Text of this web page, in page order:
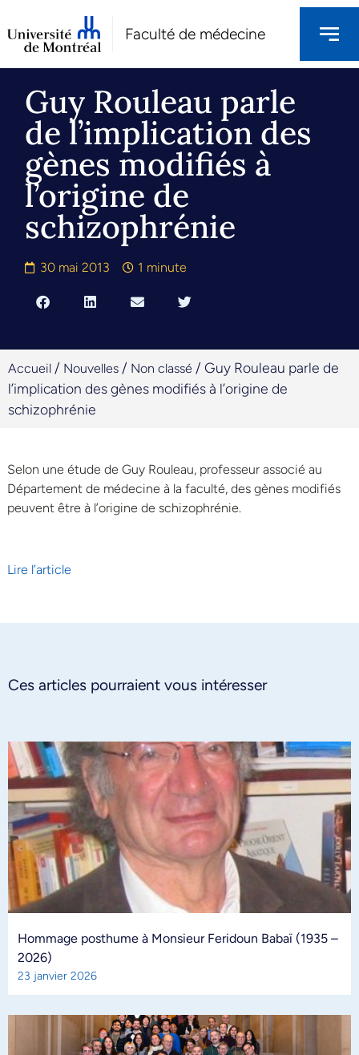
Faculté de médecine
Guy Rouleau parle
de l’implication des
gènes modifiés à
l’origine de
schizophrénie
30 mai 2013 1 minute
Accueil / Nouvelles / Non classé / Guy Rouleau parle de
l’implication des gènes modifiés à l’origine de
schizophrénie
Selon une étude de Guy Rouleau, professeur associé au
Département de médecine à la faculté, des gènes modifiés
peuvent être à l’origine de schizophrénie.
Lire l’article
Ces articles pourraient vous intéresser
Hommage posthume à Monsieur Feridoun Babaï (1935 –
2026)
23 janvier 2026